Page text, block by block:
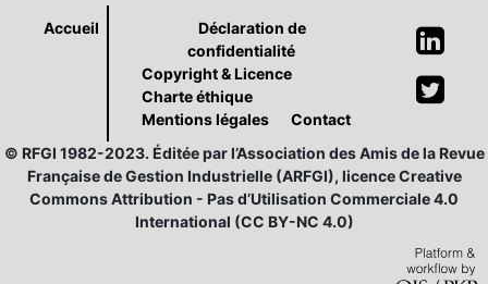
Accueil
Déclaration de
confidentialité
Copyright & Licence
Charte éthique
Mentions légales
Contact
© RFGI 1982-2023. Éditée par l’Association des Amis de la Revue
Française de Gestion Industrielle (ARFGI), licence Creative
Commons Attribution - Pas d’Utilisation Commerciale 4.0
International (CC BY-NC 4.0)